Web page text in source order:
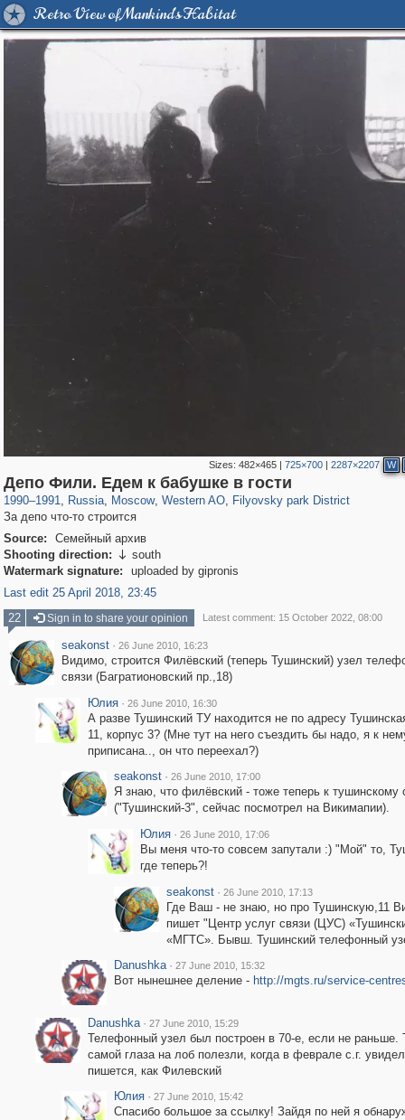
Retro View of Mankind's Habitat
Sizes:482×465 |725×700 |2287×2207 W
Депо Фили. Едем к бабушке в гости
1990–1991, Russia
1,407,328 29,248
, Moscow
319,882 8,286
, Western AO
27,131 310
, Filyovsky park District
2,475 42
За депо что-то строится
Source:
Семейный архив
Shooting direction:  south
Watermark signature:
uploaded by gipronis
Last edit 25 April 2018, 23:45
22
Sign in to share your opinion Latest comment: 15 October 2022, 08:00
seakonst · 26 June 2010, 16:23
Видимо, строится Филёвский (теперь Тушинский) узел
связи (Багратионовский пр.,18)
Юлия · 26 June 2010, 16:30
А разве Тушинский ТУ находится не по адресу
11, корпус 3? (Мне тут на него съездить бы надо, я к
приписана.., он что переехал?)
seakonst · 26 June 2010, 17:00
Я знаю, что филёвский - тоже теперь к тушинскому
("Тушинский-3", сейчас посмотрел на Викимапии).
Юлия · 26 June 2010, 17:06
Вы меня что-то совсем запутали :) "Мой" то,
где теперь?!
seakonst · 26 June 2010, 17:13
Где Ваш - не знаю, но про Тушинскую,11
пишет "Центр услуг связи (ЦУС)
«МГТС». Бывш. Тушинский телефонный
Danushka · 27 June 2010, 15:32
Вот нынешнее деление - http://mgts.ru/service-
Danushka · 27 June 2010, 15:29
Телефонный узел был построен в 70-е, если не раньше.
самой глаза на лоб полезли, когда в феврале с.г.
пишется, как Филевский
Юлия · 27 June 2010, 15:42
Спасибо большое за ссылку! Зайдя по ней я